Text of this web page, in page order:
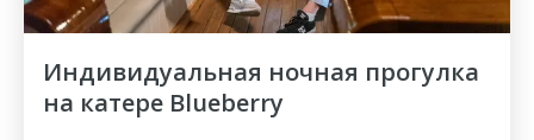
Индивидуальная ночная прогулка
на катере Blueberry